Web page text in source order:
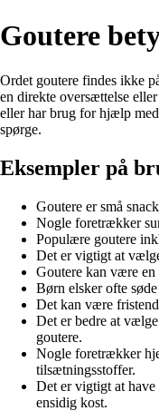
Goutere
Ordet goutere findes ikke
en direkte oversættelse
eller har brug for hjælp
spørge.
Eksempler på
Goutere er små
Nogle foretrækker
Populære goutere
Det er vigtigt at
Goutere kan være
Børn elsker ofte
Det kan være
Det er bedre at
goutere.
Nogle foretrækker
tilsætningsstoffer.
Det er vigtigt at have
ensidig kost.